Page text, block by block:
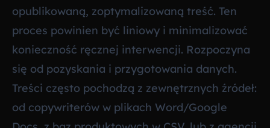
opublikowaną, zoptymalizowaną treść. Ten
proces powinien być liniowy i minimalizować
konieczność ręcznej interwencji. Rozpoczyna
się od pozyskania i przygotowania danych.
Treści często pochodzą z zewnętrznych źródeł:
od copywriterów w plikach Word/Google